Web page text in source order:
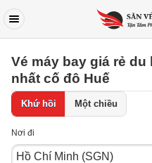
Vé máy bay giá rẻ
nhất cố đô Huế
Khứ hồi Một chiều
Nơi đi